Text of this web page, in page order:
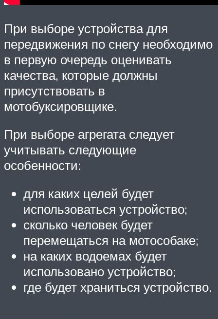
При выборе устройства для
передвижения по снегу необходимо
в первую очередь оценивать
качества, которые должны
присутствовать в
мотобуксировщике.
При выборе агрегата следует
учитывать следующие
особенности:
для каких целей будет
использоваться устройство;
сколько человек будет
перемещаться на мотособаке;
на каких водоемах будет
использовано устройство;
где будет храниться устройство.